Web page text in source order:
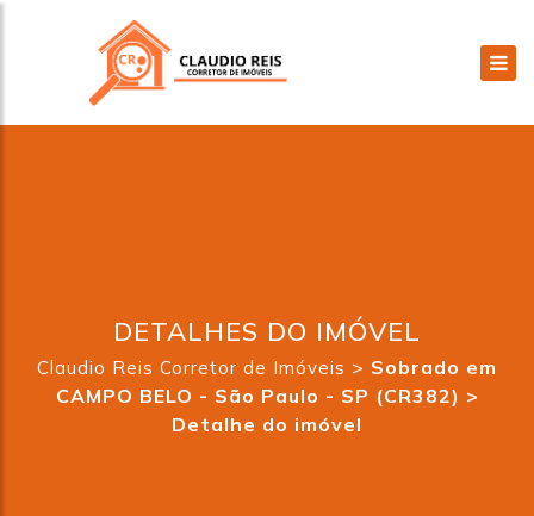
DETALHES DO IMÓVEL
Claudio Reis Corretor de Imóveis > Sobrado em
CAMPO BELO - São Paulo - SP (CR382) >
Detalhe do imóvel